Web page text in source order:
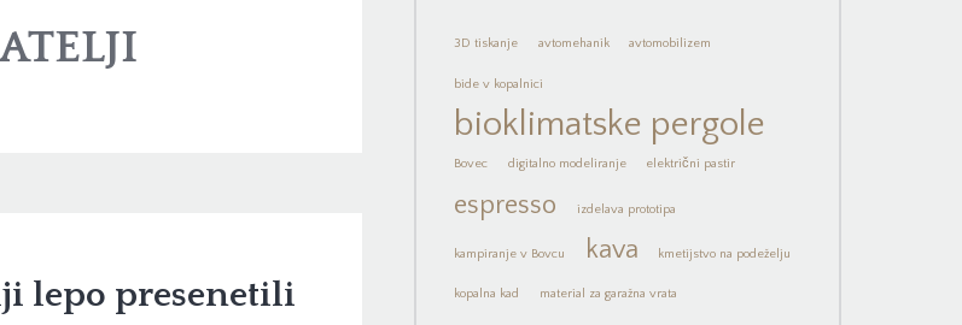
lepo presenetili
3D tiskanje avtomehanik avtomobilizem
bide v kopalnici
bioklimatske pergole
Bovec digitalno modeliranje električni pastir
espresso izdelava prototipa
kampiranje v Bovcu kava kmetijstvo na podeželju
kopalna kad material za garažna vrata